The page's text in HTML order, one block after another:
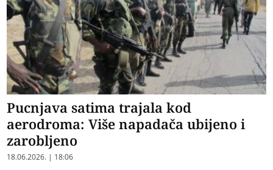
Pucnjava satima trajala kod
aerodroma: Više napadača ubijeno i
zarobljeno
18.06.2026. | 18:06